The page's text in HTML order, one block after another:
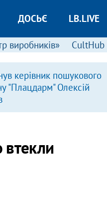
ДОСЬЄ LB.LIVE
виробників» CultHub
керівник пошукового
"Плацдарм" Олексій
втекли